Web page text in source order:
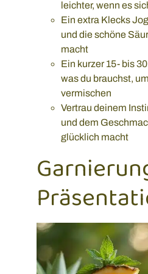
leichter, wenn es
Ein extra Klecks
und die schöne
macht
Ein kurzer 15- bis
was du brauchst,
vermischen
Vertrau deinem
und dem
glücklich macht